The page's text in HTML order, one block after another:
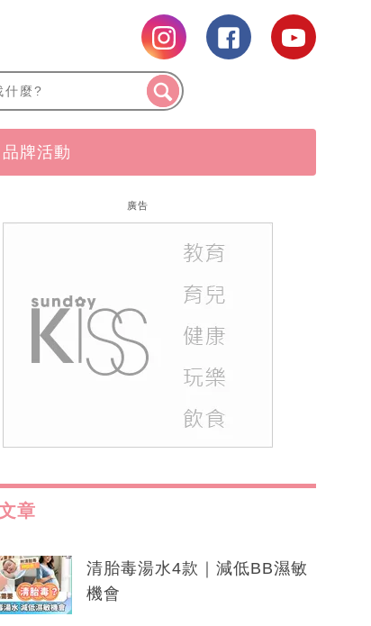
品牌活動
廣告
章
清胎毒湯水4款｜減低BB濕敏
機會